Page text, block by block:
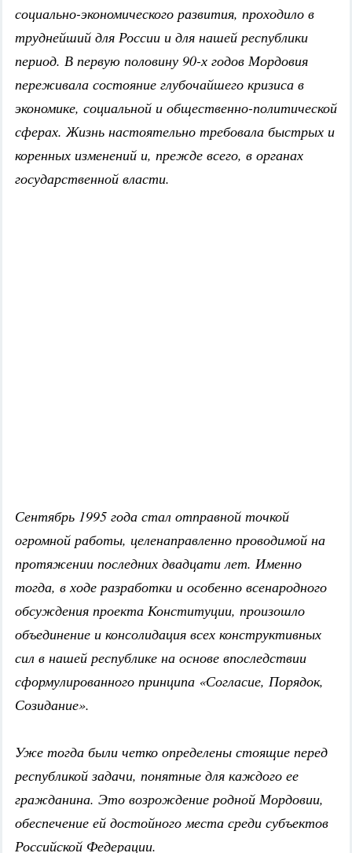
социально-экономического развития, проходило в
труднейший для России и для нашей республики
период. В первую половину 90-х годов Мордовия
переживала состояние глубочайшего кризиса в
экономике, социальной и общественно-политической
сферах. Жизнь настоятельно требовала быстрых и
коренных изменений и, прежде всего, в органах
государственной власти.
Сентябрь 1995 года стал отправной точкой
огромной работы, целенаправленно проводимой на
протяжении последних двадцати лет. Именно
тогда, в ходе разработки и особенно всенародного
обсуждения проекта Конституции, произошло
объединение и консолидация всех конструктивных
сил в нашей республике на основе впоследствии
сформулированного принципа «Согласие, Порядок,
Созидание».
Уже тогда были четко определены стоящие перед
республикой задачи, понятные для каждого ее
гражданина. Это возрождение родной Мордовии,
обеспечение ей достойного места среди субъектов
Российской Федерации.